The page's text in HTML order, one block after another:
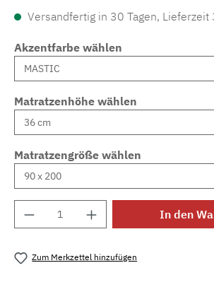
Versandfertig in 30 Tagen, Lieferzeit
Akzentfarbe wählen
Matratzenhöhe wählen
Matratzengröße wählen
Produkt Anzahl: Gib den
In den
Zum Merkzettel hinzufügen